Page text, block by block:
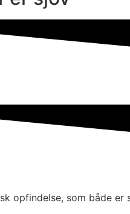
opfindelse, som både